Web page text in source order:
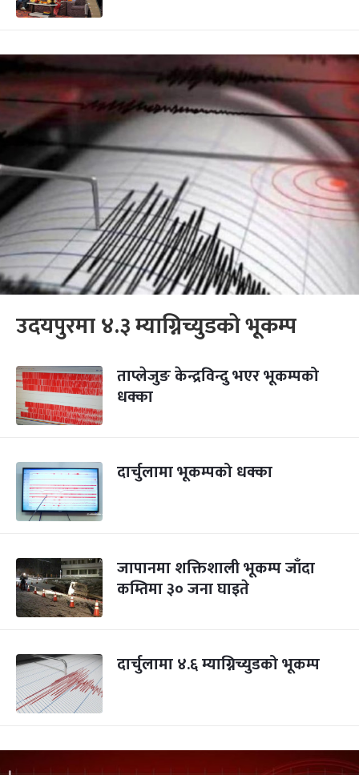
उदयपुरमा ४.३ म्याग्निच्युडको भूकम्प
ताप्लेजुङ केन्द्रविन्दु भएर भूकम्पको
धक्का
दार्चुलामा भूकम्पको धक्का
जापानमा शक्तिशाली भूकम्प जाँदा
कम्तिमा ३० जना घाइते
दार्चुलामा ४.६ म्याग्निच्युडको भूकम्प